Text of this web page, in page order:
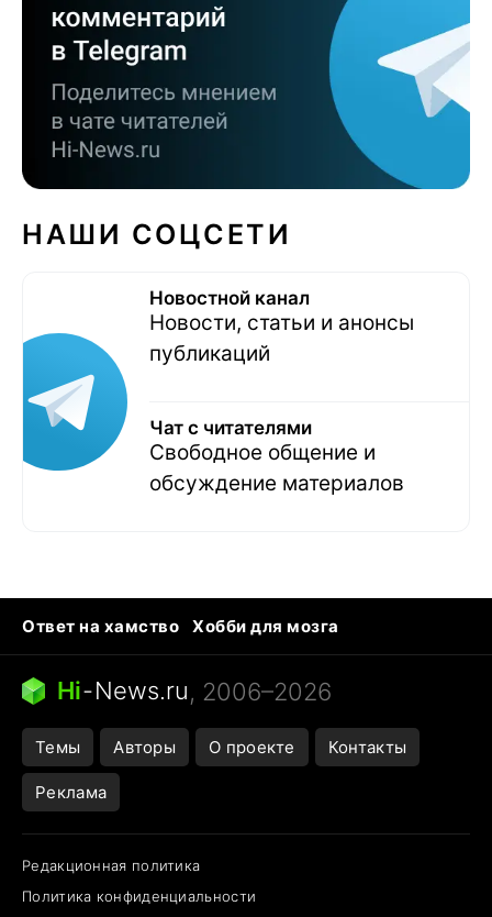
НАШИ СОЦСЕТИ
Новостной канал
Новости, статьи и анонсы
публикаций
Чат с читателями
Свободное общение и
обсуждение материалов
Ответ на хамство
Хобби для мозга
Бензин 100 и 95
Тунцы в океанариуме
Следующая пандемия
Hi-News.ru, 2006–2026
Темы Авторы О проекте Контакты
Реклама
Редакционная политика
Политика конфиденциальности